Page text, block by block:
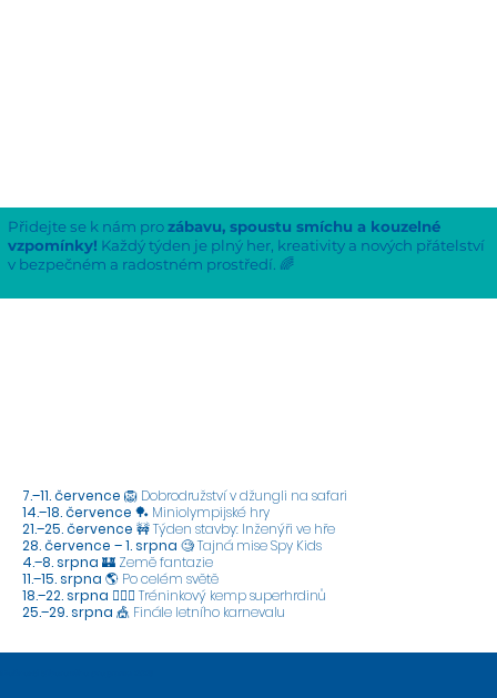
Přidejte se k nám prozábavu, spoustu smíchu a kouzelné
vzpomínky! Každý týden je plný her, kreativity a nových přátelství
v bezpečném a radostném prostředí. 🌈
7.–11. července 🦁 Dobrodružství v džungli na safari
14.–18. července 🏓 Miniolympijské hry
21.–25. července 🚧 Týden stavby: Inženýři ve hře
28. července – 1. srpna 🧐 Tajná mise Spy Kids
4.–8. srpna 🏰 Země fantazie
11.–15. srpna 🌎 Po celém světě
18.–22. srpna 🦸🏼‍♀️ Tréninkový kemp superhrdinů
25.–29. srpna 🎪 Finále letního karnevalu